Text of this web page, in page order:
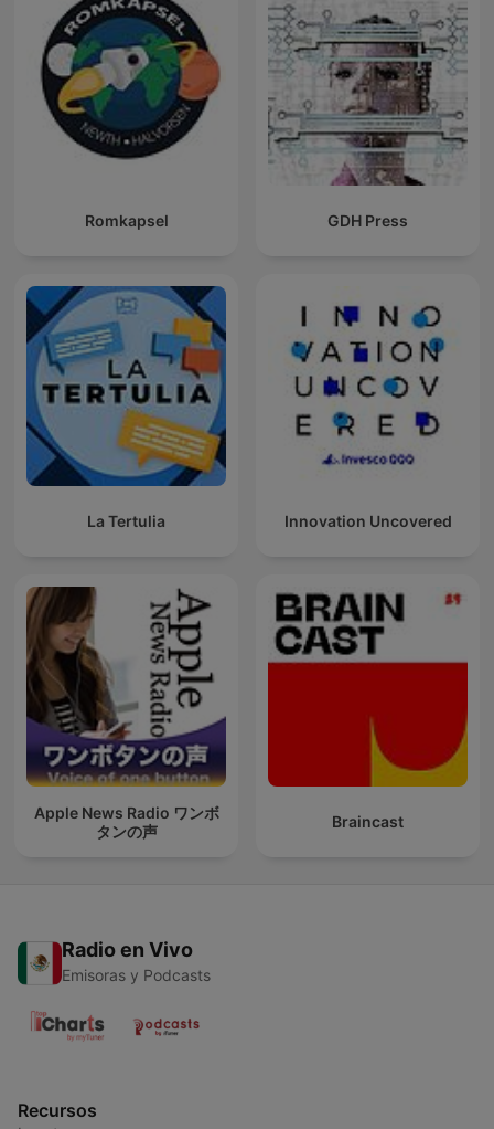
Romkapsel GDH Press
La Tertulia Innovation Uncovered
Apple News Radio ワンボ
タンの声
Braincast
Radio en Vivo
Emisoras y Podcasts
Recursos